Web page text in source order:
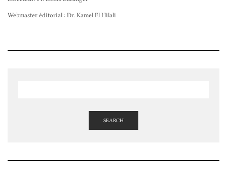
Webmaster éditorial : Dr. Kamel El Hilali
SEARCH